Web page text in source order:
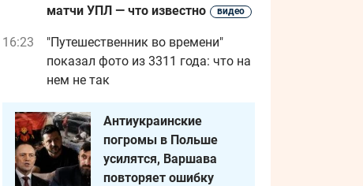
матчи УПЛ — что известно
видео
16:23
"Путешественник во времени"
показал фото из 3311 года: что на
нем не так
Антиукраинские
погромы в Польше
усилятся, Варшава
повторяет ошибку